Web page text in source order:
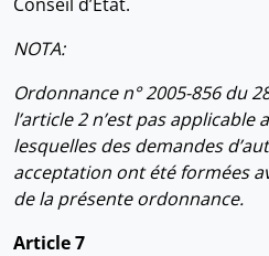
NOTA:
Ordonnance n° 2005-856 du
l’article 2 n’est pas
lesquelles des demandes
acceptation ont été formées
de la présente ordonnance.
Article 7